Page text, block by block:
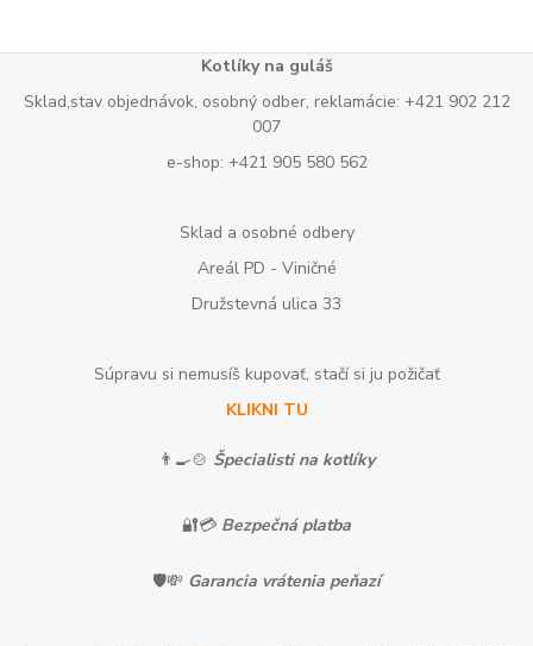
Kotlíky na guláš
Sklad,stav objednávok, osobný odber, reklamácie: +421 902 212
007
e-shop: +421 905 580 562
Sklad a osobné odbery
Areál PD - Viničné
Družstevná ulica 33
Súpravu si nemusíš kupovať, stačí si ju požičať
KLIKNI TU
👨‍🍳🍲 Špecialisti na kotlíky
🔐💳 Bezpečná platba
🛡️💸 Garancia vrátenia peňazí